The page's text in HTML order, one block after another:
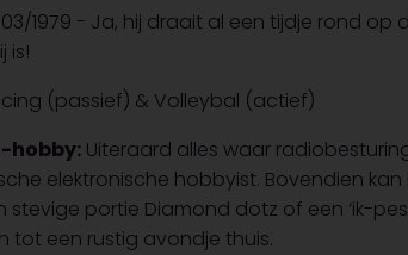
1979 - Ja, hij draait al een tijdje rond op
is!
(passief) & Volleybal (actief)
hobby: Uiteraard alles waar radiobesturing
elektronische hobbyist. Bovendien
stevige portie Diamond dotz of een ‘ik-
tot een rustig avondje thuis.